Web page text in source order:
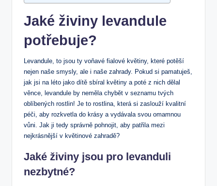
Jaké živiny levandule
potřebuje?
Levandule, to jsou ty voňavé fialové květiny, které potěší
nejen naše smysly, ale i naše zahrady. Pokud si pamatuješ,
jak jsi na léto jako dítě sbíral květiny a poté z nich dělal
věnce, levandule by neměla chybět v seznamu tvých
oblíbených rostlin! Je to rostlina, která si zaslouží kvalitní
péči, aby rozkvetla do krásy a vydávala svou omamnou
vůni. Jak ji tedy správně pohnojit, aby patřila mezi
nejkrásnější v květinové zahradě?
Jaké živiny jsou pro levanduli
nezbytné?